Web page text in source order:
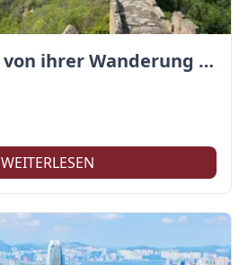
Maria erzählt von ihrer Wanderung auf der Großen Mauer
WEITERLESEN